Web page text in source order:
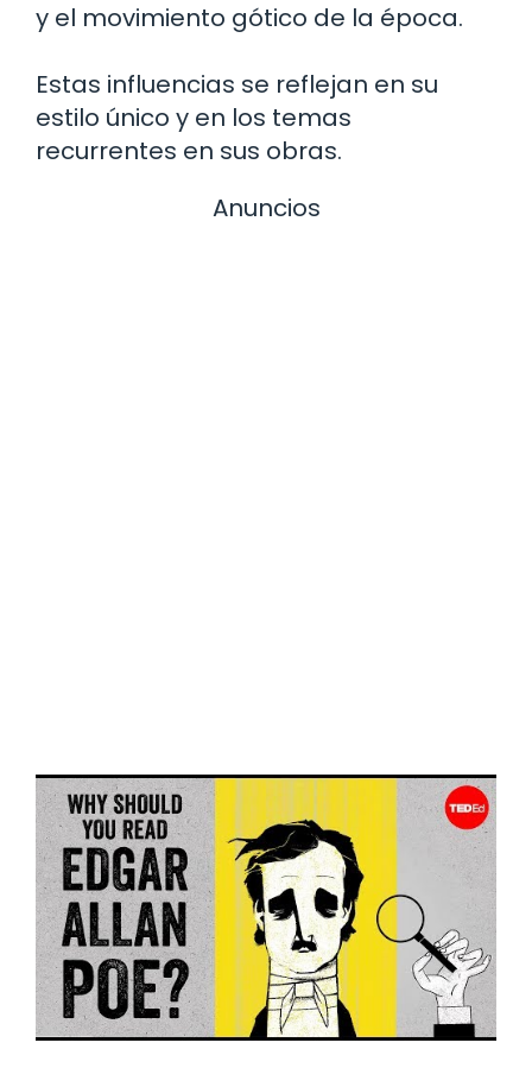
y el movimiento gótico de la época.
Estas influencias se reflejan en su
estilo único y en los temas
recurrentes en sus obras.
Anuncios